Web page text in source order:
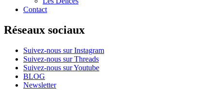
Contact
Réseaux sociaux
Suivez-nous sur Instagram
Suivez-nous sur Threads
Suivez-nous sur Youtube
BLOG
Newsletter